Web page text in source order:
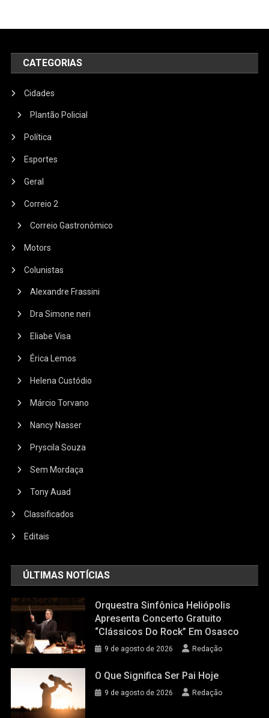
CATEGORIAS
Cidades
Plantão Policial
Política
Esportes
Geral
Correio 2
Correio Gastronômico
Motors
Colunistas
Alexandre Frassini
Dra Simone neri
Eliabe Visa
Érica Lemos
Helena Custódio
Márcio Torvano
Nancy Nasser
Pryscila Souza
Sem Mordaça
Tony Auad
Classificados
Editais
ÚLTIMAS NOTÍCIAS
Orquestra Sinfônica Heliópolis
Apresenta Concerto Gratuito
“Clássicos Do Rock” Em Osasco
9 de agosto de 2026 Redação
O Que Significa Ser Pai Hoje
9 de agosto de 2026 Redação